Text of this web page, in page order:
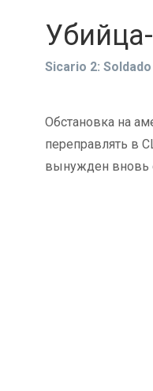
Sicario 2: Soldado
Обстановка на
переправлять в
вынужден вновь